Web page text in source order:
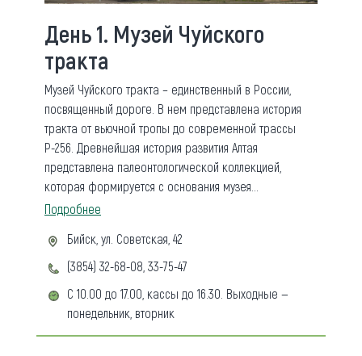
День 1. Музей Чуйского
тракта
Музей Чуйского тракта – единственный в России,
посвященный дороге. В нем представлена история
тракта от вьючной тропы до современной трассы
Р-256. Древнейшая история развития Алтая
представлена палеонтологической коллекцией,
которая формируется с основания музея...
Подробнее
Бийск, ул. Советская, 42
(3854) 32-68-08, 33-75-47
С 10.00 до 17.00, кассы до 16.30. Выходные —
понедельник, вторник